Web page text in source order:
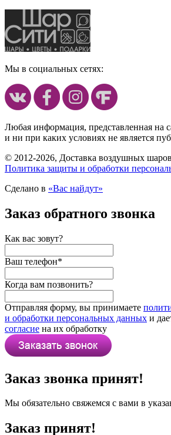
Мы в социальных сетях:
Любая информация, представленная на
и ни при каких условиях не является
© 2012-2026, Доставка воздушных
Политика защиты и обработки
Сделано в «Вас найдут»
Заказ обратного звонка
Как вас зовут?
Ваш телефон*
Когда вам позвонить?
Отправляя форму, вы принимаете
и обработки персональных данных и
согласие на их обработку
Заказ звонка принят!
Мы обязательно свяжемся с вами в
Заказ принят!